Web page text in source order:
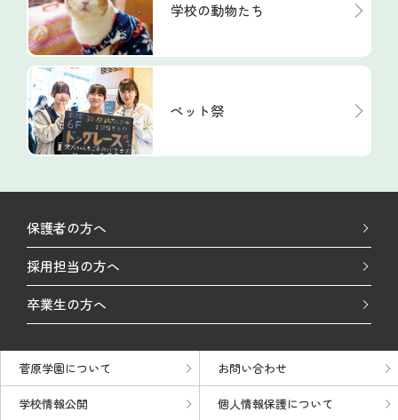
学校の動物たち
ペット祭
保護者の方へ
採用担当の方へ
卒業生の方へ
菅原学園について お問い合わせ
学校情報公開 個人情報保護について